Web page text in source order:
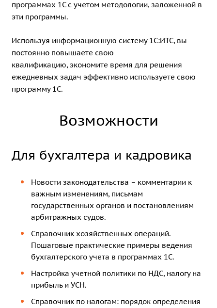
программах 1С с учетом методологии, заложенной в
эти программы.
Используя информационную систему 1С:ИТС, вы
постоянно повышаете свою
квалификацию, экономите время для решения
ежедневных задач эффективно используете свою
программу 1С.
Возможности
Для бухгалтера и кадровика
Новости законодательства – комментарии к
важным изменениям, письмам
государственных органов и постановлениям
арбитражных судов.
Справочник хозяйственных операций.
Пошаговые практические примеры ведения
бухгалтерского учета в программах 1С.
Настройка учетной политики по НДС, налогу на
прибыль и УСН.
Справочник по налогам: порядок определения